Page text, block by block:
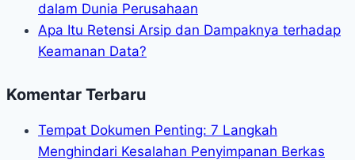
dalam Dunia Perusahaan
Apa Itu Retensi Arsip dan Dampaknya terhadap
Keamanan Data?
Komentar Terbaru
Tempat Dokumen Penting: 7 Langkah
Menghindari Kesalahan Penyimpanan Berkas